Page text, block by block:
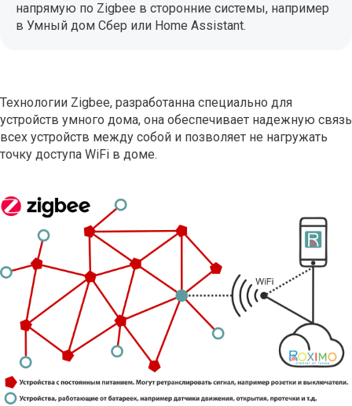
напрямую по Zigbee в сторонние системы, например
в Умный дом Сбер или Home Assistant.
Технологии Zigbee, разработанна специально для
устройств умного дома, она обеспечивает надежную связь
всех устройств между собой и позволяет не нагружать
точку доступа WiFi в доме.